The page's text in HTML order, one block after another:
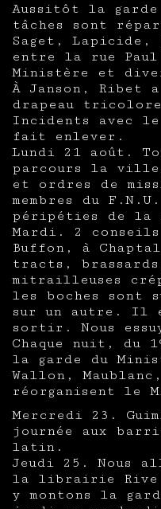
Aussitôt la garde
tâches sont
Saget,
entre la rue
Ministère et
À Janson, Ribet
drapeau
Incidents avec
fait enlever.
Lundi 21 août.
parcours la
et ordres de
membres du
péripéties de la
Mardi. 2 conseils
Buffon, à
tracts,
mitrailleuses
les boches sont
sur un autre. Il
sortir. Nous
Chaque nuit, du
la garde du
Wallon,
réorganisent le
Mercredi 23.
journée aux
latin.
Jeudi 25. Nous
la librairie Rive
y montons la